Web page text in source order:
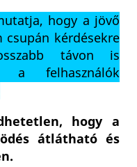
hogy a jövő
csupán kérdésekre
távon is
a felhasználók
hogy a
átlátható és